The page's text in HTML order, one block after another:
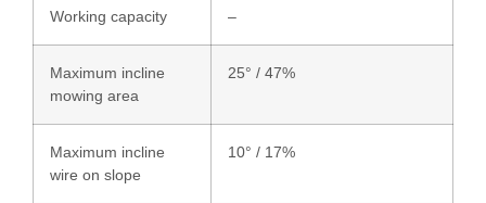
Working capacity –
Maximum incline
mowing area
25° / 47%
Maximum incline
wire on slope
10° / 17%